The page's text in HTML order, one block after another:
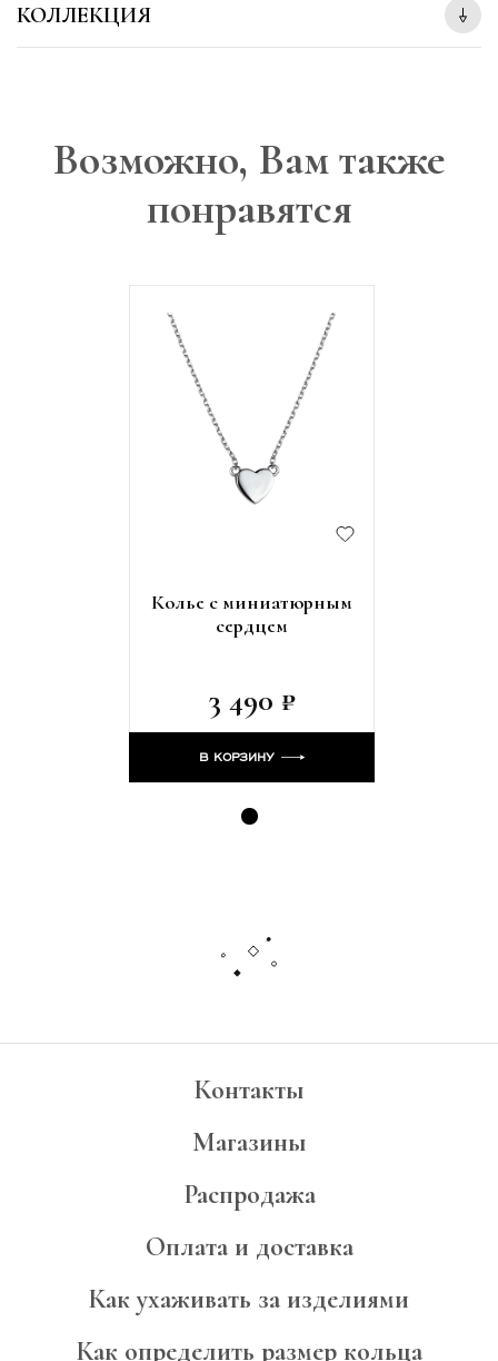
КОЛЛЕКЦИЯ
Возможно, Вам также
понравятся
Колье с миниатюрным
сердцем
3 490 ₽
В КОРЗИНУ
Контакты
Магазины
Распродажа
Оплата и доставка
Как ухаживать за изделиями
Как определить размер кольца